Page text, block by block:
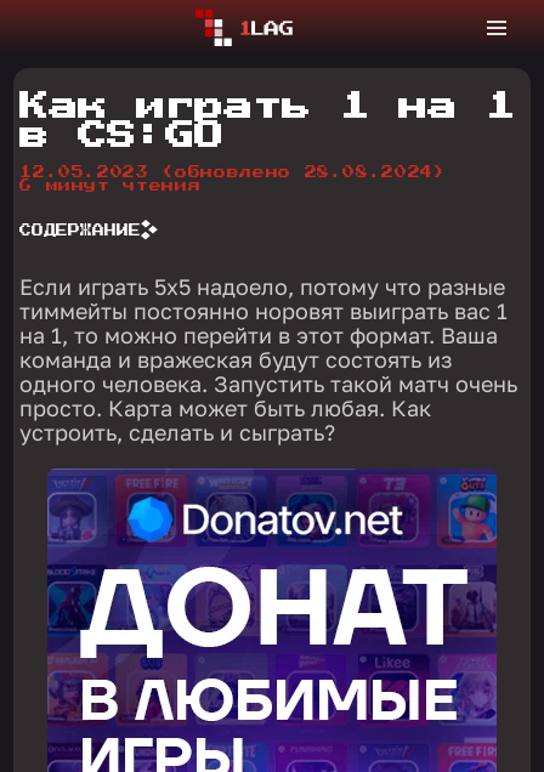
Как играть 1 на 1
в CS:GO
12.05.2023
(обновлено 28.08.2024)
6 минут чтения
СОДЕРЖАНИЕ
Если играть 5х5 надоело, потому что разные
тиммейты постоянно норовят выиграть вас 1
на 1, то можно перейти в этот формат. Ваша
команда и вражеская будут состоять из
одного человека. Запустить такой матч очень
просто. Карта может быть любая. Как
устроить, сделать и сыграть?